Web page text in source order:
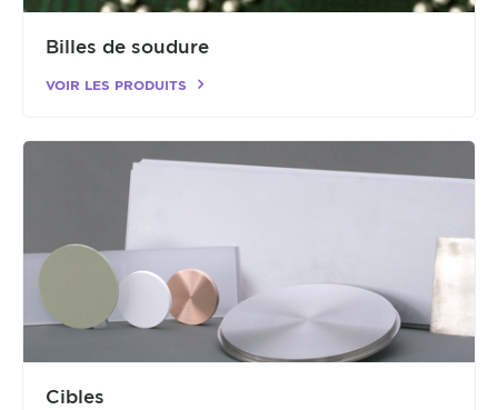
Billes de soudure
VOIR LES PRODUITS
Cibles